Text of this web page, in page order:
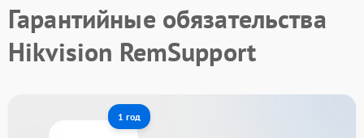
Гарантийные обязательства
Hikvision RemSupport
1 год